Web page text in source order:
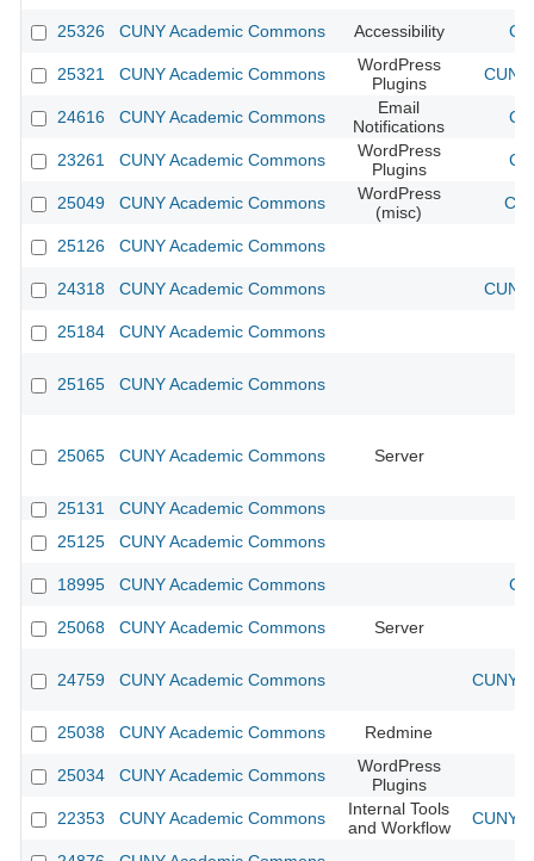
25326 CUNY Academic Commons Accessibility
25321 CUNY Academic Commons
WordPress
Plugins
24616 CUNY Academic Commons
Email
Notifications
23261 CUNY Academic Commons
WordPress
Plugins
25049 CUNY Academic Commons
WordPress
(misc)
25126 CUNY Academic Commons
24318 CUNY Academic Commons
25184 CUNY Academic Commons
25165 CUNY Academic Commons
25065 CUNY Academic Commons Server
25131
CUNY Academic Commons
25125
CUNY Academic Commons
18995 CUNY Academic Commons
25068 CUNY Academic Commons Server
24759 CUNY Academic Commons CUNY
25038 CUNY Academic Commons Redmine
25034 CUNY Academic Commons
WordPress
Plugins
22353
CUNY Academic Commons
Internal Tools
and Workflow
CUNY